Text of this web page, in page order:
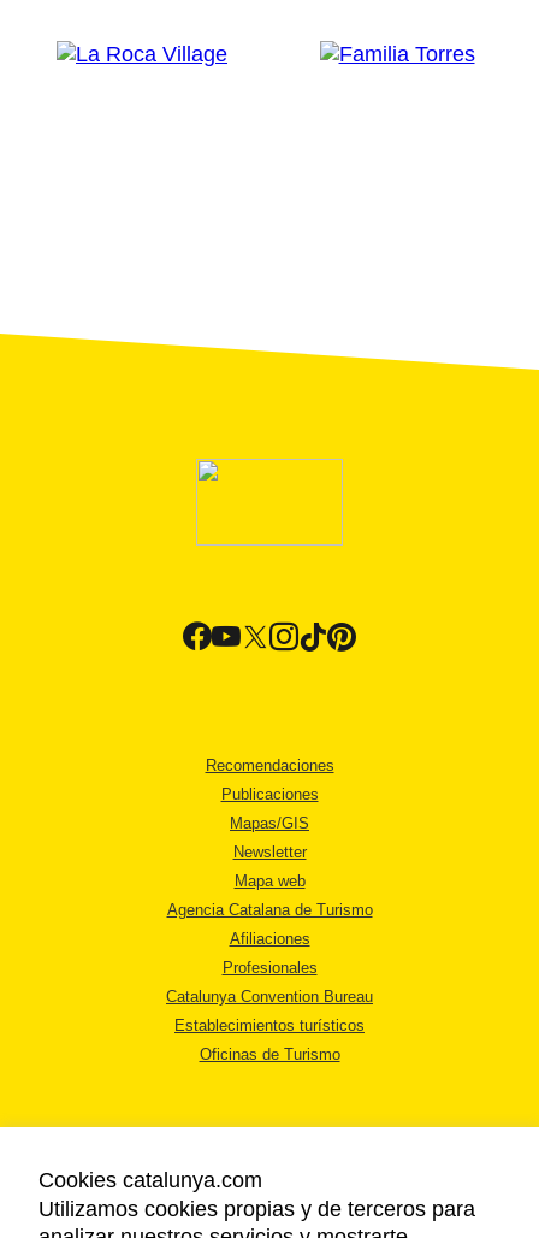
Recomendaciones
Publicaciones
Mapas/GIS
Newsletter
Mapa web
Agencia Catalana de Turismo
Afiliaciones
Profesionales
Catalunya Convention Bureau
Establecimientos turísticos
Oficinas de Turismo
AVISO LEGAL
Cookies catalunya.com
Utilizamos cookies propias y de terceros para